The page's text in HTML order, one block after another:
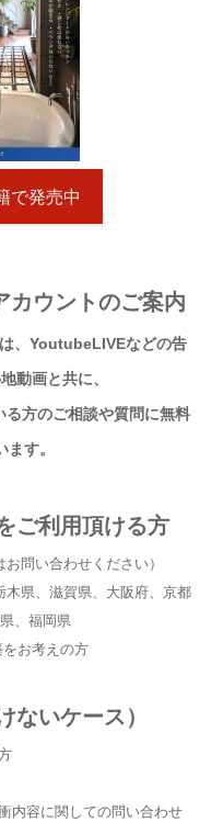
で発売中
ウントのご案内
、YoutubeLIVEなどの告
動画と共に、
方のご相談や質問に無料
す。
ご利用頂ける方
問い合わせください）
県、滋賀県、大阪府、京都
、福岡県
お考えの方
ないケース）
内容に関しての問い合わせ